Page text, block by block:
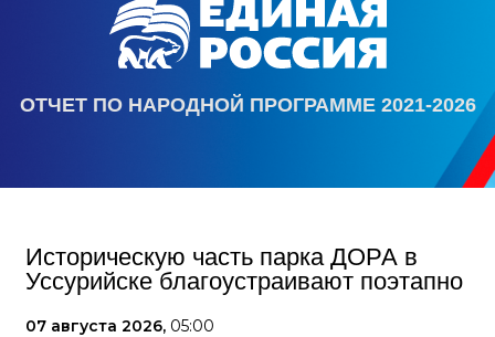
ОТЧЕТ ПО НАРОДНОЙ ПРОГРАММЕ 2021-2026
Историческую часть парка ДОРА в
Уссурийске благоустраивают поэтапно
07 августа 2026, 05:00